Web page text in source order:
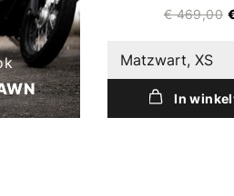
€ 469,00
Matzwart, XS
In